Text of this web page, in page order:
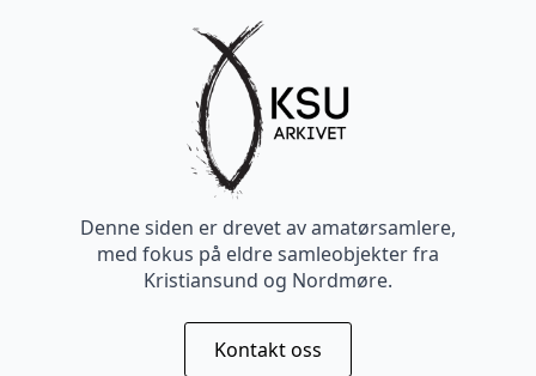
Denne siden er drevet av amatørsamlere,
med fokus på eldre samleobjekter fra
Kristiansund og Nordmøre.
Kontakt oss